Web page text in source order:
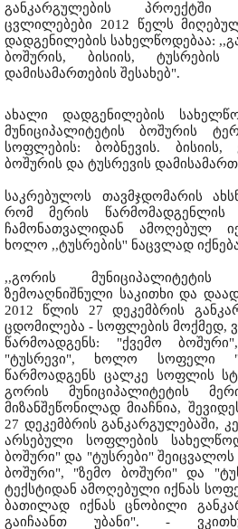
განკარგულების
ცვლილებები 2012 წელს
დადგენილების სახელწოდებაა:
ბოშურის, ბისიის,
დამისამართების შესახებ".
ახალი დადგენილების
მუნიციპალიტეტის ბოშურის
სოფლების: ბობნევის.
ბოშურის და ტუსრევის
საკრებულოს თავმჯდომარის
რომ მერის წარმომადგენლის
ჩამონათვალიდან ამოღებულ
ხოლო ,,ტუსრების'' ნაცვლად
,,გორის მუნიციპალიტეტის
ზემოაღნიშნული საკითხი და
2012 წლის 27 დეკემბრის
ცდომილება - სოფლების მოქმედ,
წარმოადგენს: "ქვემო
"ტუსრევი", ხოლო სოფელი
წარმოადგენს ცალკე სოფლის
გორის მუნიციპალიტეტის
მიზანშეწონილად მიაჩნია,
27 დეკემბრის განკარგულებაში,
არსებული სოფლების
ბოშური" და "ტუსრები"
ბოშური", "ზემო ბოშური" და
ტექსტიდან ამოღებული იქნას
ბათილად იქნას ცნობილი
გაიჩაანთ უბანი". -